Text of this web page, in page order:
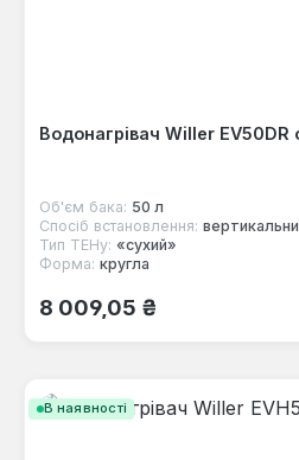
Водонагрівач Willer EV50DR
Об'єм бака: 50 л
Спосіб встановлення:
Тип ТЕНу: «сухий»
Форма: кругла
Звичайна ціна:
8 009,05 ₴
В наявності